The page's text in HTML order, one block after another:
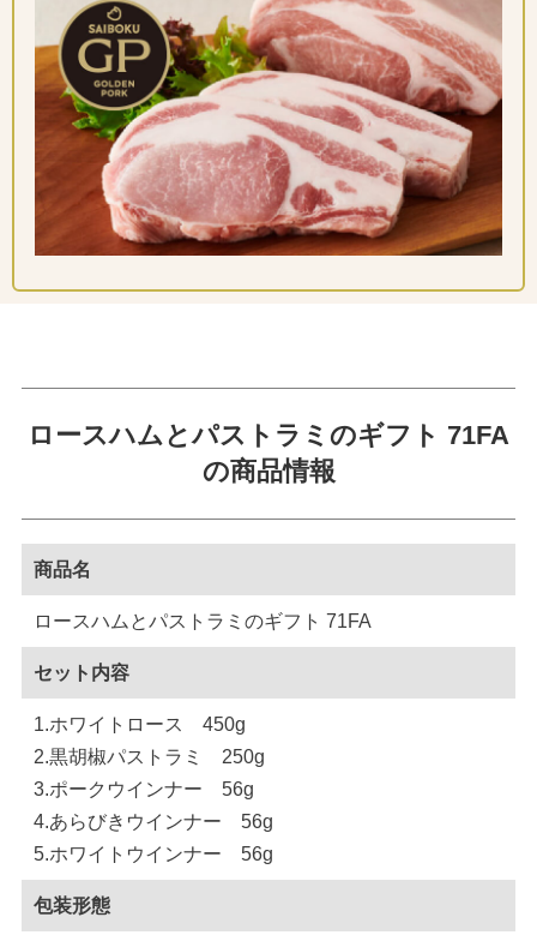
ロースハムとパストラミのギフト 71FA
の商品情報
商品名
ロースハムとパストラミのギフト 71FA
セット内容
1.ホワイトロース 450g
2.黒胡椒パストラミ 250g
3.ポークウインナー 56g
4.あらびきウインナー 56g
5.ホワイトウインナー 56g
包装形態